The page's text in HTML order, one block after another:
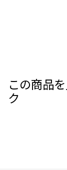
この商品
ク